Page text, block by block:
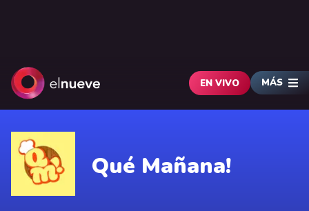
EN VIVO MÁS
Qué Mañana!